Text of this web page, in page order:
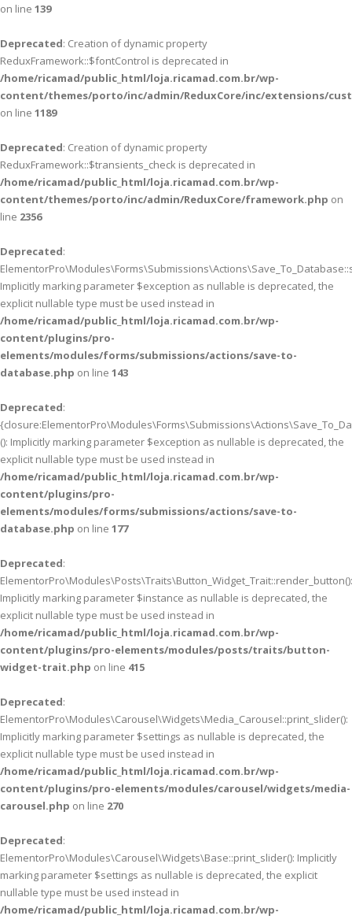
on line 139
Deprecated: Creation of dynamic property
ReduxFramework::$fontControl is deprecated in
/home/ricamad/public_html/loja.ricamad.com.br/wp-
content/themes/porto/inc/admin/ReduxCore/inc/extensions/
on line 1189
Deprecated: Creation of dynamic property
ReduxFramework::$transients_check is deprecated in
/home/ricamad/public_html/loja.ricamad.com.br/wp-
content/themes/porto/inc/admin/ReduxCore/framework.php on
line 2356
Deprecated:
Implicitly marking parameter $exception as nullable is deprecated, the
explicit nullable type must be used instead in
/home/ricamad/public_html/loja.ricamad.com.br/wp-
content/plugins/pro-
elements/modules/forms/submissions/actions/save-to-
database.php on line 143
Deprecated:
(): Implicitly marking parameter $exception as nullable is deprecated, the
explicit nullable type must be used instead in
/home/ricamad/public_html/loja.ricamad.com.br/wp-
content/plugins/pro-
elements/modules/forms/submissions/actions/save-to-
database.php on line 177
Deprecated:
ElementorPro\Modules\Posts\Traits\Button_Widget_Trait::render_button():
Implicitly marking parameter $instance as nullable is deprecated, the
explicit nullable type must be used instead in
/home/ricamad/public_html/loja.ricamad.com.br/wp-
content/plugins/pro-elements/modules/posts/traits/button-
widget-trait.php on line 415
Deprecated:
ElementorPro\Modules\Carousel\Widgets\Media_Carousel::print_slider():
Implicitly marking parameter $settings as nullable is deprecated, the
explicit nullable type must be used instead in
/home/ricamad/public_html/loja.ricamad.com.br/wp-
content/plugins/pro-elements/modules/carousel/widgets/media-
carousel.php on line 270
Deprecated:
ElementorPro\Modules\Carousel\Widgets\Base::print_slider(): Implicitly
marking parameter $settings as nullable is deprecated, the explicit
nullable type must be used instead in
/home/ricamad/public_html/loja.ricamad.com.br/wp-